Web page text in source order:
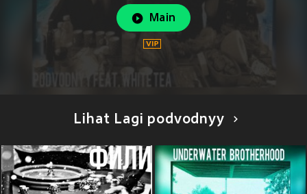
Main
Lihat Lagi podvodnyy